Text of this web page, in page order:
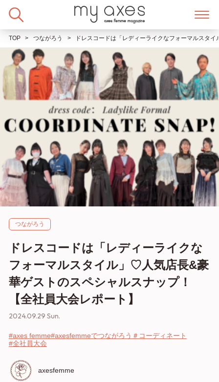
TOP つながろう ドレスコードは「レディーライクなフォーマルスタ
つながろう
ドレスコードは「レディーライクな
フォーマルスタイル」♡人気店長&豪
華ゲストのスペシャルスナップ！
【全社員大会レポート】
2024.09.29 Sun.
#axes femme#axesfemmeでつながろう ＃コーディネート
#全社員大会
axesfemme